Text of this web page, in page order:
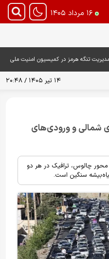
۱۶ مرداد ۱۴۰۵
تنگه هرمز در کمیسیون امنیت ملی
۱۴ تیر ۱۴۰۵ / ۲۰:۴۸
شمالی و ورودی‌های
محور چالوس، ترافیک در هر دو
سنگین است.